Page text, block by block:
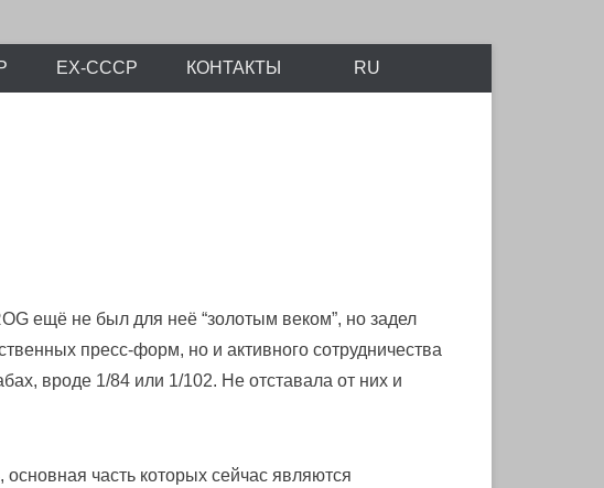
EX-СССР КОНТАКТЫ RU
ещё не был для неё “золотым веком”, но задел
пресс-форм, но и активного сотрудничества
вроде 1/84 или 1/102. Не отставала от них и
часть которых сейчас являются